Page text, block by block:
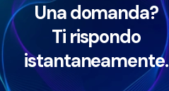
Una domanda?
Ti rispondo
istantaneamente.